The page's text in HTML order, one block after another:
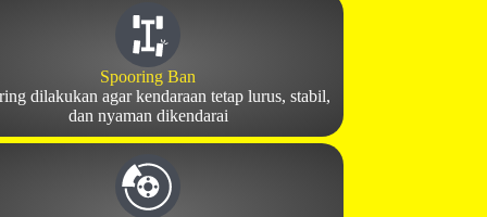
Spooring Ban
dilakukan agar kendaraan tetap lurus, stabil,
dan nyaman dikendarai